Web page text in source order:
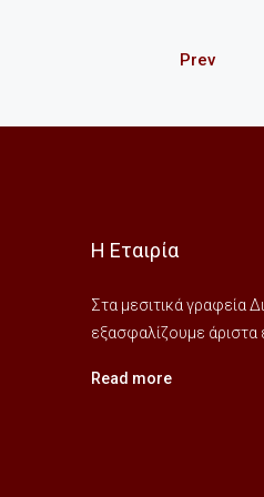
Prev
Η Εταιρία
Στα μεσιτικά γραφεία
εξασφαλίζουμε
Read more